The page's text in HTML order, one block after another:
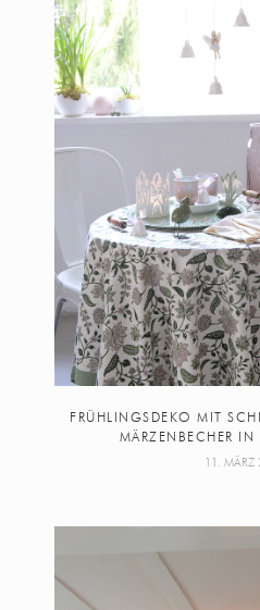
FRÜHLINGSDEKO MIT
MÄRZENBECHER IN
11. MÄRZ